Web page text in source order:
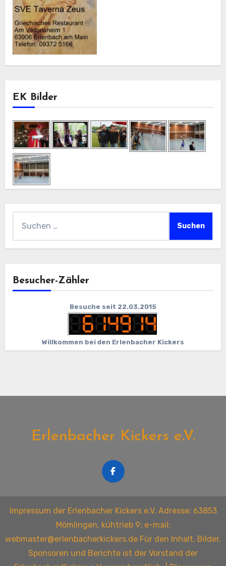
EK Bilder
nach:
Besucher-Zähler
Besuche seit 22.03.2015
Willkommen bei den Erlenbacher Kickers
Erlenbacher Kickers e.V.
Impressum der Erlenbacher Kickers e.V. Adresse: 63853
Mömlingen, kühtrieb 9; e-mail:
webmaster@erlenbacherkickers.de Für den Inhalt, Bilder,
Sponsoren und Berichte ist der Vorstand der